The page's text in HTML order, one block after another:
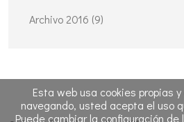
Esta web usa cookies propias
navegando, usted acepta el uso
Puede cambiar la configuración
Archivo 2016 (9)